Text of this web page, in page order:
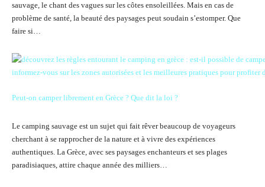
sauvage, le chant des vagues sur les côtes ensoleillées. Mais en cas de
problème de santé, la beauté des paysages peut soudain s’estomper. Que
faire si…
Peut-on camper librement en Grèce ? Que dit la loi ?
Le camping sauvage est un sujet qui fait rêver beaucoup de voyageurs
cherchant à se rapprocher de la nature et à vivre des expériences
authentiques. La Grèce, avec ses paysages enchanteurs et ses plages
paradisiaques, attire chaque année des milliers…